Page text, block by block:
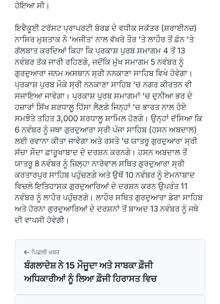
ਹੋਇਆ ਸੀ।
ਇਵੈਕੂਈ ਟਰੱਸਟ ਪ੍ਰਾਪਰਟੀ ਬੋਰਡ ਦੇ ਵਧੀਕ ਸਕੱਤਰ (ਸ਼ਰਾਈਨਜ਼)
ਨਾਸਿਰ ਮੁਸ਼ਤਾਕ ਨੇ 'ਅਜੀਤ' ਨਾਲ ਵੱਖਰੇ ਤੌਰ 'ਤੇ ਲਾਹੌਰ ਤੋਂ ਫ਼ੋਨ 'ਤੇ
ਗੱਲਬਾਤ ਕਰਦਿਆਂ ਕਿਹਾ ਕਿ ਪ੍ਰਕਾਸ਼ ਪੁਰਬ ਸਮਾਗਮ 4 ਤੋਂ 13
ਨਵੰਬਰ ਤੱਕ ਜਾਰੀ ਰਹਿਣਗੇ, ਜਦੋਂਕਿ ਮੁੱਖ ਸਮਾਗਮ 5 ਨਵੰਬਰ ਨੂੰ
ਗੁਰਦੁਆਰਾ ਜਨਮ ਅਸਥਾਨ ਸ੍ਰੀ ਨਨਕਾਣਾ ਸਾਹਿਬ ਵਿਖੇ ਹੋਵੇਗਾ।
ਪ੍ਰਕਾਸ਼ ਪੁਰਬ ਮੌਕੇ ਸ੍ਰੀ ਨਨਕਾਣਾ ਸਾਹਿਬ 'ਚ ਨਗਰ ਕੀਰਤਨ ਵੀ
ਸਜਾਇਆ ਜਾਵੇਗਾ। ਪ੍ਰਕਾਸ਼ ਪੁਰਬ ਸਮਾਗਮਾਂ 'ਚ ਦੁਨੀਆ ਭਰ ਦੇ
ਹਜ਼ਾਰਾਂ ਸਿੱਖ ਸ਼ਰਧਾਲੂ ਹਿੱਸਾ ਲੈਣਗੇ ਜਿਨ੍ਹਾਂ 'ਚ ਭਾਰਤ ਨਾਲ ਹੋਏ
ਸਮਝੌਤੇ ਤਹਿਤ 3,000 ਸ਼ਰਧਾਲੂ ਸ਼ਾਮਿਲ ਹੋਣਗੇ। ਉਨ੍ਹਾਂ ਦੱਸਿਆ ਕਿ
6 ਨਵੰਬਰ ਨੂੰ ਜਥਾ ਗੁਰਦੁਆਰਾ ਸ੍ਰੀ ਪੰਜਾ ਸਾਹਿਬ (ਹਸਨ ਅਬਦਾਲ)
ਲਈ ਰਵਾਨਾ ਕੀਤਾ ਜਾਵੇਗਾ ਅਤੇ ਰਸਤੇ 'ਚ ਯਾਤਰੂ ਗੁਰਦੁਆਰਾ ਸ੍ਰੀ
ਸੱਚਾ ਸੌਦਾ ਫ਼ਾਰੂਖਾਬਾਦ ਦੇ ਦਰਸ਼ਨ ਕਰਨਗੇ। ਹਸਨ ਅਬਦਾਲ ਤੋਂ
ਯਾਤਰੂ 8 ਨਵੰਬਰ ਨੂੰ ਜ਼ਿਲ੍ਹਾ ਨਾਰੋਵਾਲ ਸਥਿਤ ਗੁਰਦੁਆਰਾ ਸ੍ਰੀ
ਕਰਤਾਰਪੁਰ ਸਾਹਿਬ ਪਹੁੰਚਣਗੇ ਅਤੇ ਉਥੋਂ 10 ਨਵੰਬਰ ਨੂੰ ਏਮਨਾਬਾਦ
ਵਿਚਲੇ ਇਤਿਹਾਸਕ ਗੁਰਦੁਆਰਿਆਂ ਦੇ ਦਰਸ਼ਨ ਕਰਨ ਉਪਰੰਤ 11
ਨਵੰਬਰ ਨੂੰ ਲਾਹੌਰ ਪਹੁੰਚਣਗੇ। ਲਾਹੌਰ ਸਥਿਤ ਗੁਰਦੁਆਰਾ ਡੇਰਾ ਸਾਹਿਬ
ਅਤੇ ਹੋਰਨਾ ਗੁਰਦੁਆਰਿਆਂ ਦੇ ਦਰਸ਼ਨਾਂ ਤੋਂ ਬਾਅਦ 13 ਨਵੰਬਰ ਨੂੰ ਜਥੇ
ਦੀ ਵਾਪਸੀ ਹੋਵੇਗੀ।
ਪਿਛਲੀ ਖ਼ਬਰ
ਬੰਗਲਾਦੇਸ਼ ਨੇ 15 ਮੌਜੂਦਾ ਅਤੇ ਸਾਬਕਾ ਫ਼ੌਜੀ
ਅਧਿਕਾਰੀਆਂ ਨੂੰ ਲਿਆ ਫ਼ੌਜੀ ਹਿਰਾਸਤ ਵਿਚ